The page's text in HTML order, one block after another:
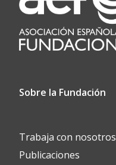
Sobre la Fundación
Trabaja con nosotros
Publicaciones